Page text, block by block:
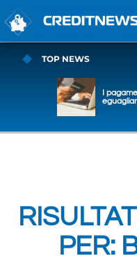
TOP NEWS
I
PER: